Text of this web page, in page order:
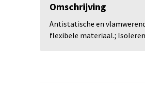
Omschrijving
Antistatische en
flexibele materiaal.;